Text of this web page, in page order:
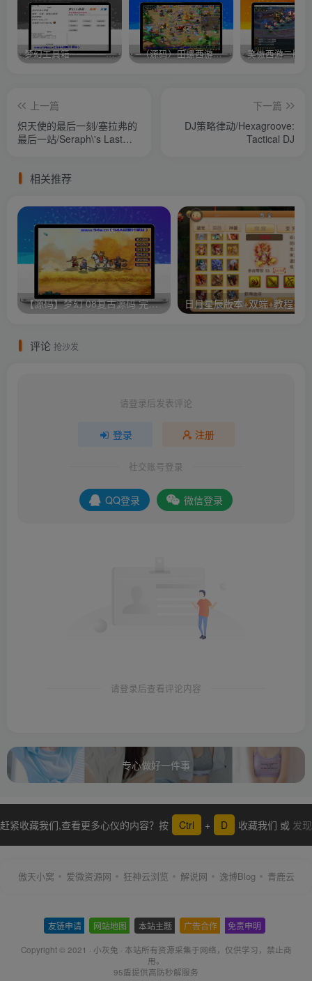
梦幻工具箱————-免费 –（源码）田螺西游9.0 假人摆摊18门派飞升渡劫化圣助战最新BB谛听…. 笑傲西游二版-
上一篇
炽天使的最后一刻/塞拉弗的
最后一站/Seraph\'s Last
下一篇
DJ策略律动/Hexagroove:
Tactical DJ
相关推荐
【源码】梦幻 08复古源码 完整客户端 服务端GGE源码
评论 抢沙发
请登录后发表评论
登录 注册
社交账号登录
QQ登录 微信登录
请登录后查看评论内容
专心做好一件事
赶紧收藏我们,查看更多心仪的内容？按 Ctrl + D 收藏我们 或 发现
傲天小窝 爱微资源网 狂神云浏览 解说网 逸博Blog 青鹿云
友链申请 网站地图 本站主题 广告合作 免责申明
Copyright © 2021 · 小灰兔 · 本站所有资源采集于网络，仅供学习，禁止商
用。
95盾提供高防秒解服务